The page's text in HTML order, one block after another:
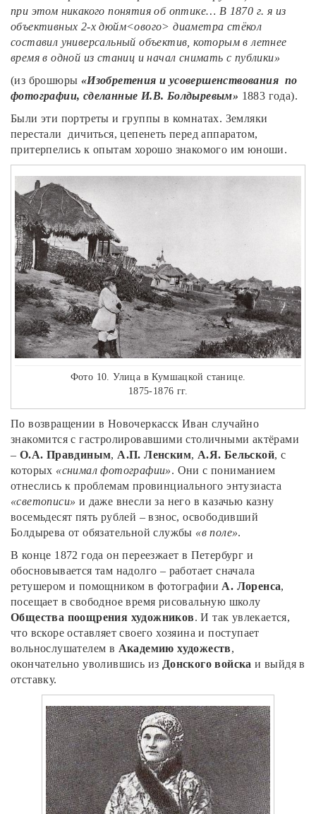
при этом никакого понятия об оптике… В 1870 г. я из
объективных 2-х дюйм<ового> диаметра стёкол
составил универсальный объектив, которым в летнее
время в одной из станиц и начал снимать с публики»
(из брошюры «Изобретения и усовершенствования по
фотографии, сделанные И.В. Болдыревым» 1883 года).
Были эти портреты и группы в комнатах. Земляки
перестали дичиться, цепенеть перед аппаратом,
притерпелись к опытам хорошо знакомого им юноши.
Фото 10. Улица в Кумшацкой станице.
1875-1876 гг.
По возвращении в Новочеркасск Иван случайно
знакомится с гастролировавшими столичными актёрами
– О.А. Правдиным, А.П. Ленским, А.Я. Бельской, с
которых «снимал фотографии». Они с пониманием
отнеслись к проблемам провинциального энтузиаста
«светописи» и даже внесли за него в казачью казну
восемьдесят пять рублей – взнос, освободивший
Болдырева от обязательной службы «в поле».
В конце 1872 года он переезжает в Петербург и
обосновывается там надолго – работает сначала
ретушером и помощником в фотографии А. Лоренса,
посещает в свободное время рисовальную школу
Общества поощрения художников. И так увлекается,
что вскоре оставляет своего хозяина и поступает
вольнослушателем в Академию художеств,
окончательно уволившись из Донского войска и выйдя в
отставку.